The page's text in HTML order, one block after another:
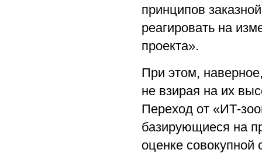
принципов
реагировать на
проекта».
При этом,
не взирая на их
Переход от «ИТ-
базирующиеся на
оценке